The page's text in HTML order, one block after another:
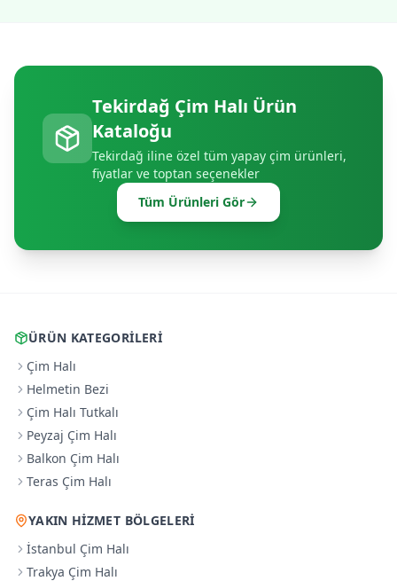
Tekirdağ Çim Halı Ürün
Kataloğu
Tekirdağ iline özel tüm yapay çim ürünleri,
fiyatlar ve toptan seçenekler
Tüm Ürünleri Gör
ÜRÜN KATEGORILERI
Çim Halı
Helmetin Bezi
Çim Halı Tutkalı
Peyzaj Çim Halı
Balkon Çim Halı
Teras Çim Halı
YAKIN HIZMET BÖLGELERI
İstanbul Çim Halı
Trakya Çim Halı